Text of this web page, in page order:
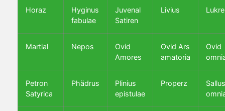
Horaz
Hyginus
fabulae
Juvenal
Satiren
Livius
Martial Nepos
Ovid
Amores
Ovid Ars
amatoria
Ovid
Petron
Satyrica
Phädrus
Plinius
epistulae
Properz